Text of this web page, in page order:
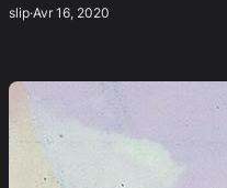
slip·Avr 16, 2020